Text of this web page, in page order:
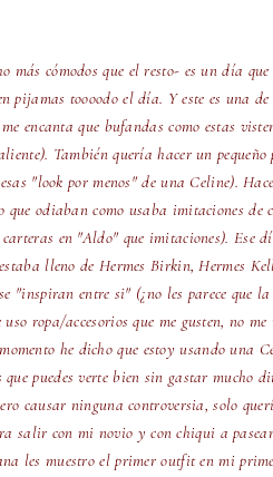
más cómodos que el resto- es un día
toooodo el día. Y este es una de
encanta que bufandas como estas
También quería hacer un
"look por menos" de una Celine).
odiaban como usaba imitaciones de
en "Aldo" que imitaciones). Ese
lleno de Hermes Birkin, Hermes
"inspiran entre si" (¿no les parece que
ropa/accesorios que me gusten, no
he dicho que estoy usando una
puedes verte bien sin gastar mucho
causar ninguna controversia, solo
con mi novio y con chiqui a
les muestro el primer outfit en mi